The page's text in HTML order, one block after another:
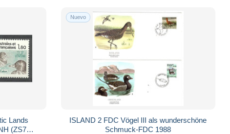
Lands
(ZS7
Nuevo
ISLAND 2 FDC Vögel III als wunderschöne
Schmuck-FDC 1988